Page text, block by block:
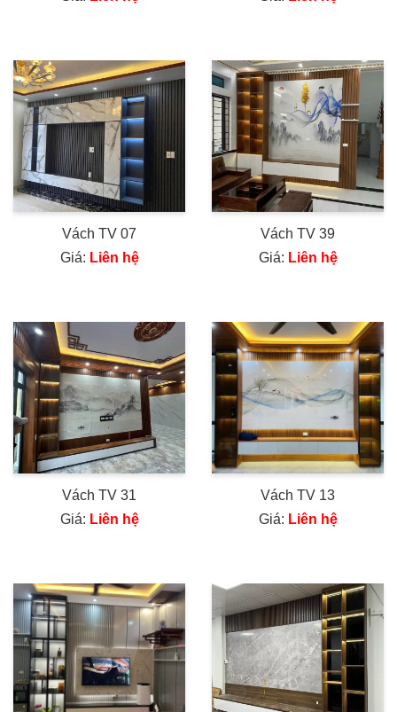
Vách TV 07
Giá: Liên hệ
Vách TV 39
Giá: Liên hệ
Vách TV 31
Giá: Liên hệ
Vách TV 13
Giá: Liên hệ